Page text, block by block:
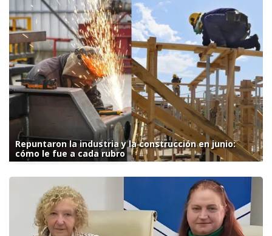
Repuntaron la industria y la construcción en junio:
cómo le fue a cada rubro